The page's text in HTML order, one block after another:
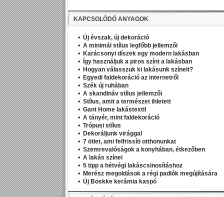
KAPCSOLÓDÓ ANYAGOK
Új évszak, új dekoráció
A minimál stílus legfőbb jellemzői
Karácsonyi díszek egy modern lakásban
Így használjuk a piros színt a lakásban
Hogyan válasszuk ki lakásunk színeit?
Egyedi faldekoráció az internetről
Szék új ruhában
A skandináv stílus jellemzői
Stílus, amit a természet ihletett
Gant Home lakástextil
A tányér, mint faldekoráció
Trópusi stílus
Dekoráljunk virággal
7 ötlet, ami felfrissíti otthonunkat
Szemrevalóságok a konyhában, étkezőben
A lakás színei
5 tipp a hétvégi lakáscsinosításhoz
Merész megoldások a régi padlók megújítására
Új Boskke kerámia kaspó